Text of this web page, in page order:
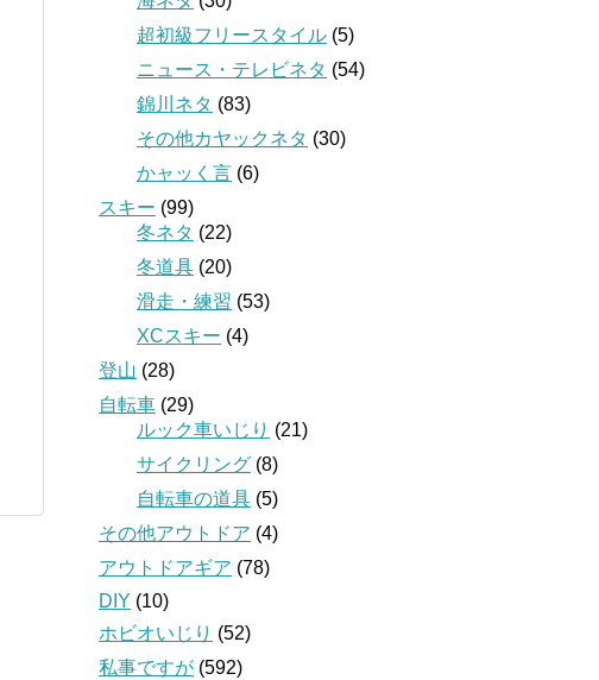
超初級フリースタイル (5)
ニュース・テレビネタ (54)
錦川ネタ (83)
その他カヤックネタ (30)
かャッく言 (6)
スキー (99)
冬ネタ (22)
冬道具 (20)
滑走・練習 (53)
XCスキー (4)
登山 (28)
自転車 (29)
ルック車いじり (21)
サイクリング (8)
自転車の道具 (5)
その他アウトドア (4)
アウトドアギア (78)
DIY (10)
ホビオいじり (52)
私事ですが (592)